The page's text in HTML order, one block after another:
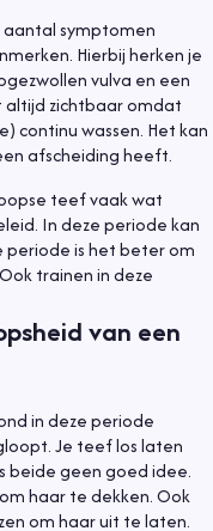
aantal symptomen
Hierbij herken je
vulva en een
altijd zichtbaar omdat
continu wassen. Het kan
afscheiding heeft.
teef vaak wat
In deze periode kan
periode is het beter om
trainen in deze
van een
in deze periode
Je teef los laten
beide geen goed idee.
haar te dekken. Ook
om haar uit te laten.